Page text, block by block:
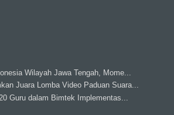
Wilayah Jawa Tengah, Mome...
Juara Lomba Video Paduan Suara...
Guru dalam Bimtek Implementas...